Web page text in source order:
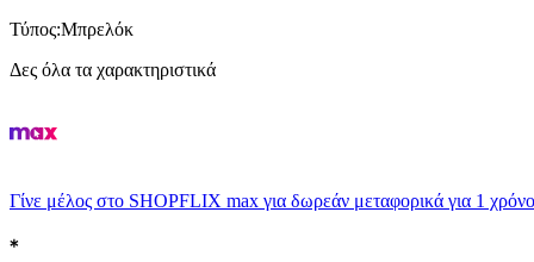
Τύπος:Μπρελόκ
Δες όλα τα χαρακτηριστικά
Γίνε μέλος στο SHOPFLIX max για δωρεάν μεταφορικά για 1